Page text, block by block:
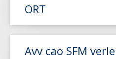
Lees meer
ORT
Avv cao SFM